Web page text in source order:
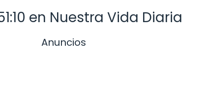
en Nuestra Vida Diaria
Anuncios